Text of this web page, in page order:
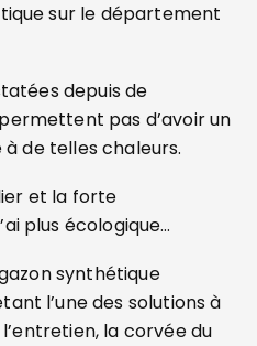
sur le département
depuis de
pas d’avoir un
de telles chaleurs.
et la forte
plus écologique…
synthétique
l’une des solutions à
la corvée du